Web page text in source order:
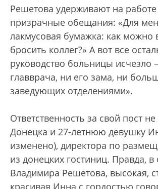
Решетова удерживают на
призрачные обещания: «Для
лакмусовая бумажка: как можно
бросить коллег?» А вот все
руководство больницы исчезло
главврача, ни его зама, ни
заведующих отделениями».
Ответственность за свой пост не
Донецка и 27-летнюю девушку
изменено), директора по
из донецких гостиниц. Правда, в
Владимира Решетова, высокая,
красивая Инна с гордостью